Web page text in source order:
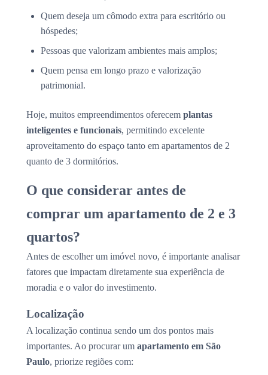
Quem deseja um cômodo extra para escritório ou
hóspedes;
Pessoas que valorizam ambientes mais amplos;
Quem pensa em longo prazo e valorização
patrimonial.
Hoje, muitos empreendimentos oferecem plantas
inteligentes e funcionais, permitindo excelente
aproveitamento do espaço tanto em apartamentos de 2
quanto de 3 dormitórios.
O que considerar antes de
comprar um apartamento de 2 e 3
quartos?
Antes de escolher um imóvel novo, é importante analisar
fatores que impactam diretamente sua experiência de
moradia e o valor do investimento.
Localização
A localização continua sendo um dos pontos mais
importantes. Ao procurar um apartamento em São
Paulo, priorize regiões com: